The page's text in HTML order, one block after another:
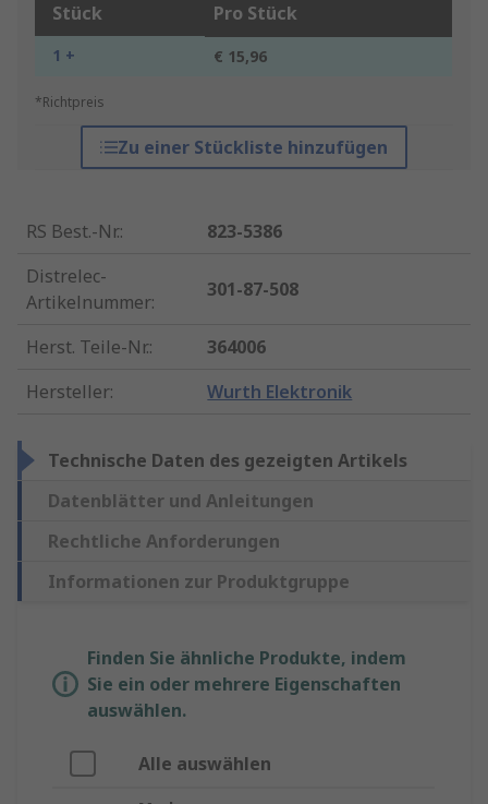
Stück Pro Stück
1 + € 15,96
*Richtpreis
Zu einer Stückliste hinzufügen
RS Best.-Nr.:
823-5386
Distrelec-
Artikelnummer:
301-87-508
Herst. Teile-Nr.:
364006
Hersteller: Wurth Elektronik
Technische Daten des gezeigten Artikels
Datenblätter und Anleitungen
Rechtliche Anforderungen
Informationen zur Produktgruppe
Finden Sie ähnliche Produkte, indem
Sie ein oder mehrere Eigenschaften
auswählen.
Alle auswählen